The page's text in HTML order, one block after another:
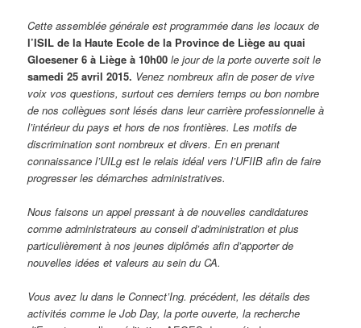
Cette assemblée générale est programmée dans les locaux de
l’ISIL de la Haute Ecole de la Province de Liège au quai
Gloesener 6 à Liège à 10h00 le jour de la porte ouverte soit le
samedi 25 avril 2015. Venez nombreux afin de poser de vive
voix vos questions, surtout ces derniers temps ou bon nombre
de nos collègues sont lésés dans leur carrière professionnelle à
l’intérieur du pays et hors de nos frontières. Les motifs de
discrimination sont nombreux et divers. En en prenant
connaissance l’UILg est le relais idéal vers l’UFIIB afin de faire
progresser les démarches administratives.
Nous faisons un appel pressant à de nouvelles candidatures
comme administrateurs au conseil d’administration et plus
particulièrement à nos jeunes diplômés afin d’apporter de
nouvelles idées et valeurs au sein du CA.
Vous avez lu dans le Connect’Ing. précédent, les détails des
activités comme le Job Day, la porte ouverte, la recherche